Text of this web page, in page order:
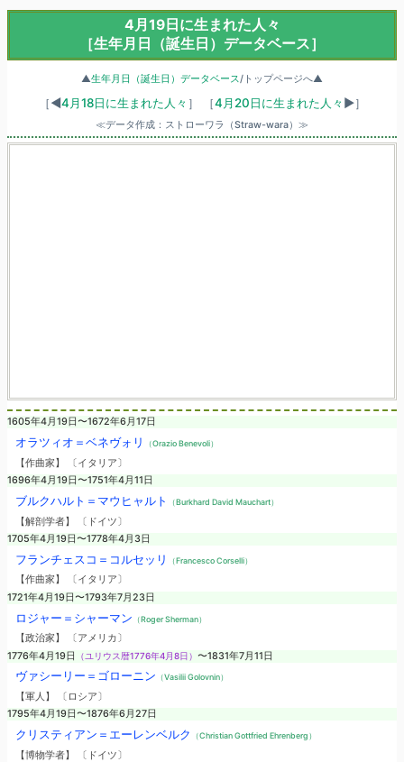
4月19日に生まれた人々
［生年月日（誕生日）データベース］
▲生年月日（誕生日）データベース/トップページへ▲
［◀4月18日に生まれた人々 ］ ［4月20日に生まれた人々 ▶］
≪データ作成：ストローワラ（Straw-wara）≫
1605年4月19日〜1672年6月17日
オラツィオ＝ベネヴォリ （Orazio Benevoli）
【作曲家】 〔イタリア〕
1696年4月19日〜1751年4月11日
ブルクハルト＝マウヒャルト （Burkhard David Mauchart）
【解剖学者】 〔ドイツ〕
1705年4月19日〜1778年4月3日
フランチェスコ＝コルセッリ （Francesco Corselli）
【作曲家】 〔イタリア〕
1721年4月19日〜1793年7月23日
ロジャー＝シャーマン （Roger Sherman）
【政治家】 〔アメリカ〕
1776年4月19日
（ユリウス暦1776年4月8日） 〜1831年7月11日
ヴァシーリー＝ゴローニン （Vasilii Golovnin）
【軍人】 〔ロシア〕
1795年4月19日〜1876年6月27日
クリスティアン＝エーレンベルク （Christian Gottfried Ehrenberg）
【博物学者】 〔ドイツ〕